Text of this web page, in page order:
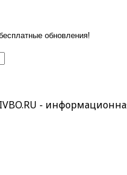
обновления!
-